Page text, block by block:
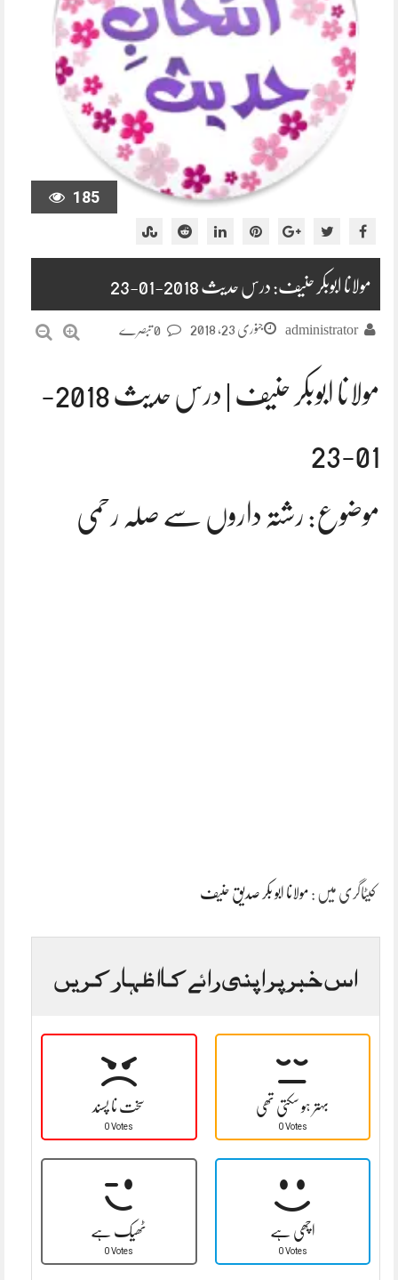
185
مولانا ابوبکر حنیف: درس حدیث 2018-01-23
administrator جنوری 23, 2018
مولانا ابوبکر حنیف | درس حدیث 2018-
01-23
موضوع: رشتہ داروں سے صلہ رحمی
کیٹاگری میں : مولانا ابو بکر صدیق حنیف
اس خبر پر اپنی رائے کا اظہار کریں
سخت نا پسند
0 Votes
بہتر ہو سکتی تھی
0 Votes
ٹھیک ہے
0 Votes
اچھی ہے
0 Votes